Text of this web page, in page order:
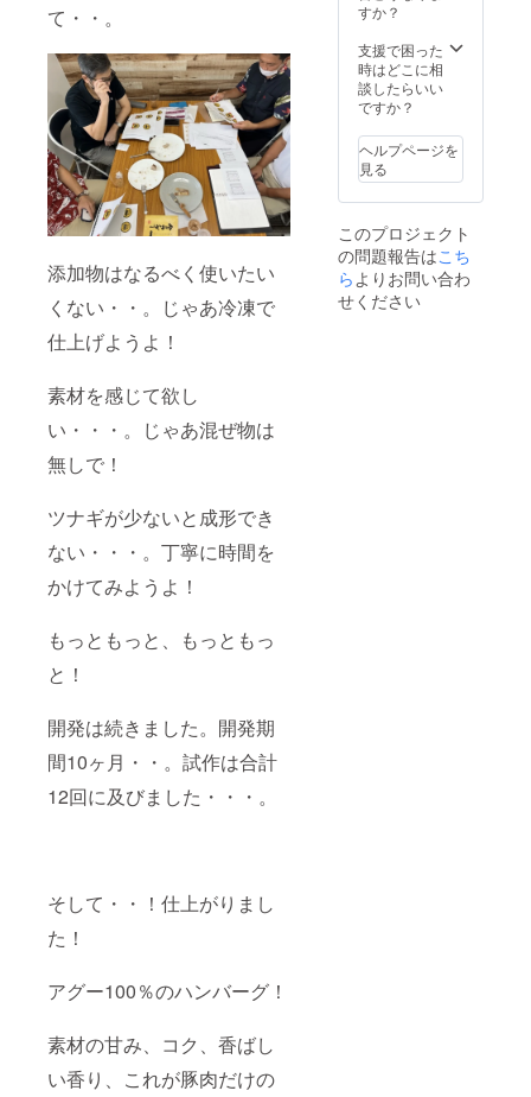
て・・。
添加物はなるべく使いたい
くない・・。じゃあ冷凍で
仕上げようよ！
素材を感じて欲し
い・・・。じゃあ混ぜ物は
無しで！
ツナギが少ないと成形でき
ない・・・。丁寧に時間を
かけてみようよ！
もっともっと、もっともっ
と！
開発は続きました。開発期
間10ヶ月・・。試作は合計
12回に及びました・・・。
そして・・！仕上がりまし
た！
アグー100％のハンバーグ！
素材の甘み、コク、香ばし
い香り、これが豚肉だけの
すか？
支援で困った
時はどこに相
談したらいい
ですか？
ヘルプページを
見る
このプロジェクト
の問題報告はこち
ら よりお問い合わ
せください